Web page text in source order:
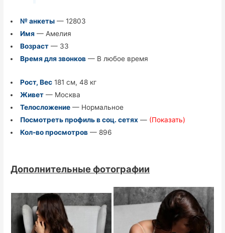
№ анкеты— 12803
Имя— Амелия
Возраст— 33
Время для звонков— В любое время
Рост, Вес181 см, 48 кг
Живет— Москва
Телосложение— Нормальное
Посмотреть профиль в соц. сетях— (Показать)
Кол-во просмотров— 896
Дополнительные фотографии